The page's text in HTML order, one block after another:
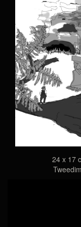
24 x 17